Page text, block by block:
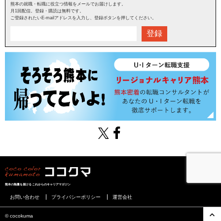
熊本の就職・転職に役立つ情報をメールでお届けします。
月1回配信。登録・購読は無料です。
ご登録されたいE-mailアドレスを入力し、登録ボタンを押してください。
登録
熊本の熱量を届けるこれからのキャリアマガジン
お問い合わせ プライバシーポリシー 運営会社
©︎ cocokuma